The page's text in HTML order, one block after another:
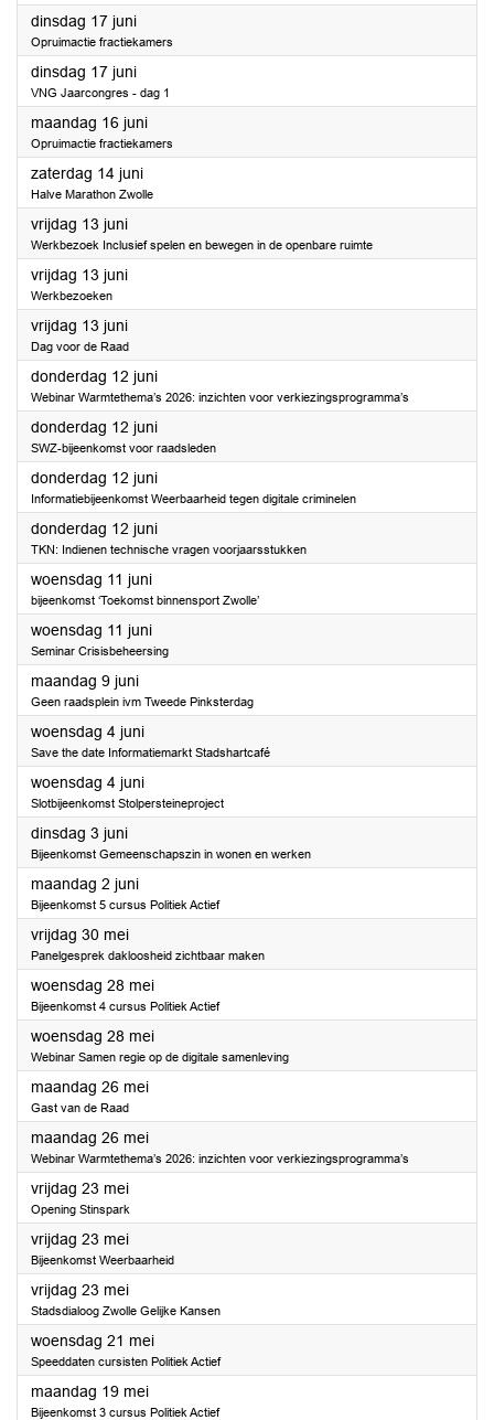
dinsdag 17 juni2025
Opruimactie fractiekamers
dinsdag 17 juni2025
VNG Jaarcongres - dag 1
maandag 16 juni2025
Opruimactie fractiekamers
zaterdag 14 juni2025
Halve Marathon Zwolle
vrijdag 13 juni2025
Werkbezoek Inclusief spelen en bewegen in de openbare ruimte
vrijdag 13 juni2025
Werkbezoeken
vrijdag 13 juni2025
Dag voor de Raad
donderdag 12 juni2025
Webinar Warmtethema’s 2026: inzichten voor verkiezingsprogramma’s
donderdag 12 juni2025
SWZ-bijeenkomst voor raadsleden
donderdag 12 juni2025
Informatiebijeenkomst Weerbaarheid tegen digitale criminelen
donderdag 12 juni2025
TKN: Indienen technische vragen voorjaarsstukken
woensdag 11 juni2025
bijeenkomst ‘Toekomst binnensport Zwolle’
woensdag 11 juni2025
Seminar Crisisbeheersing
maandag 9 juni2025
Geen raadsplein ivm Tweede Pinksterdag
woensdag 4 juni2025
Save the date Informatiemarkt Stadshartcafé
woensdag 4 juni2025
Slotbijeenkomst Stolpersteineproject
dinsdag 3 juni2025
Bijeenkomst Gemeenschapszin in wonen en werken
maandag 2 juni2025
Bijeenkomst 5 cursus Politiek Actief
vrijdag 30 mei2025
Panelgesprek dakloosheid zichtbaar maken
woensdag 28 mei2025
Bijeenkomst 4 cursus Politiek Actief
woensdag 28 mei2025
Webinar Samen regie op de digitale samenleving
maandag 26 mei2025
Gast van de Raad
maandag 26 mei2025
Webinar Warmtethema’s 2026: inzichten voor verkiezingsprogramma’s
vrijdag 23 mei2025
Opening Stinspark
vrijdag 23 mei2025
Bijeenkomst Weerbaarheid
vrijdag 23 mei2025
Stadsdialoog Zwolle Gelijke Kansen
woensdag 21 mei2025
Speeddaten cursisten Politiek Actief
maandag 19 mei2025
Bijeenkomst 3 cursus Politiek Actief